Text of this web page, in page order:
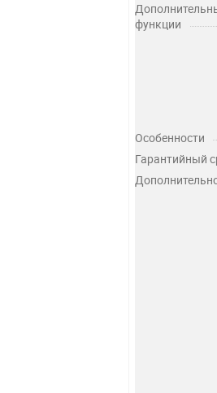
функции
Особенности
Гарантийный